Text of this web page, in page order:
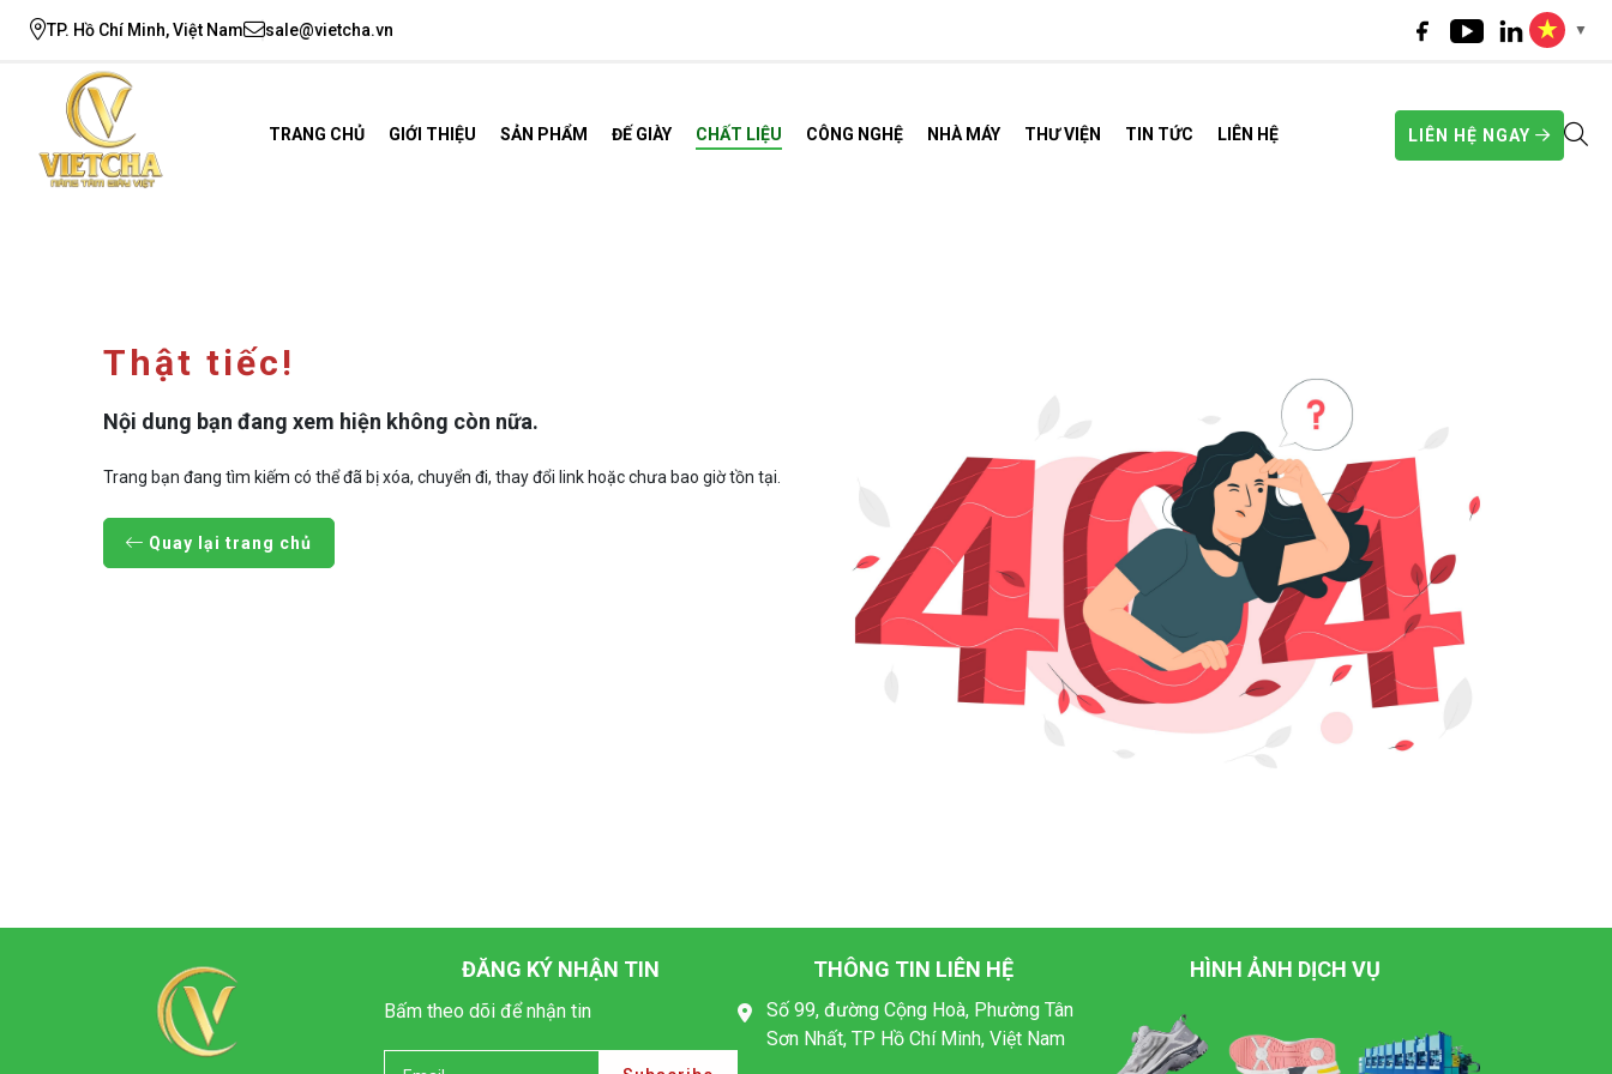
TP. Hồ Chí Minh, Việt Nam sale@vietcha.vn ▼
TRANG CHỦ GIỚI THIỆU SẢN PHẨM ĐẾ GIÀY CHẤT LIỆU CÔNG NGHỆ NHÀ MÁY THƯ VIỆN TIN TỨC LIÊN HỆ LIÊN HỆ NGAY
Thật tiếc!
Nội dung bạn đang xem hiện không còn nữa.
Trang bạn đang tìm kiếm có thể đã bị xóa, chuyển đi, thay đổi link hoặc chưa bao giờ tồn tại.
Quay lại trang chủ
ĐĂNG KÝ NHẬN TIN
Bấm theo dõi để nhận tin
THÔNG TIN LIÊN HỆ
Số 99, đường Cộng Hoà, Phường Tân
Sơn Nhất, TP Hồ Chí Minh, Việt Nam
HÌNH ẢNH DỊCH VỤ